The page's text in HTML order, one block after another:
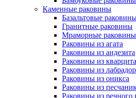
Каменные раковины
Базальтовые
Гранитные раковины
Мраморные раковины
Раковины из агата
Раковины из андезита
Раковины из кварцита
Раковины из
Раковины из оникса
Раковины из
Раковины из